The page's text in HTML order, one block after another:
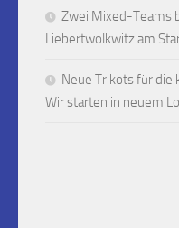
Zwei Mixed-Teams
Liebertwolkwitz am
Neue Trikots für die
Wir starten in neuem